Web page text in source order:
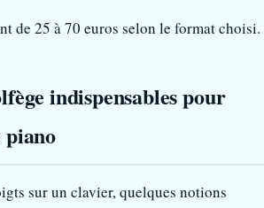
de 25 à 70 euros selon le format choisi.
indispensables pour
sur un clavier, quelques notions